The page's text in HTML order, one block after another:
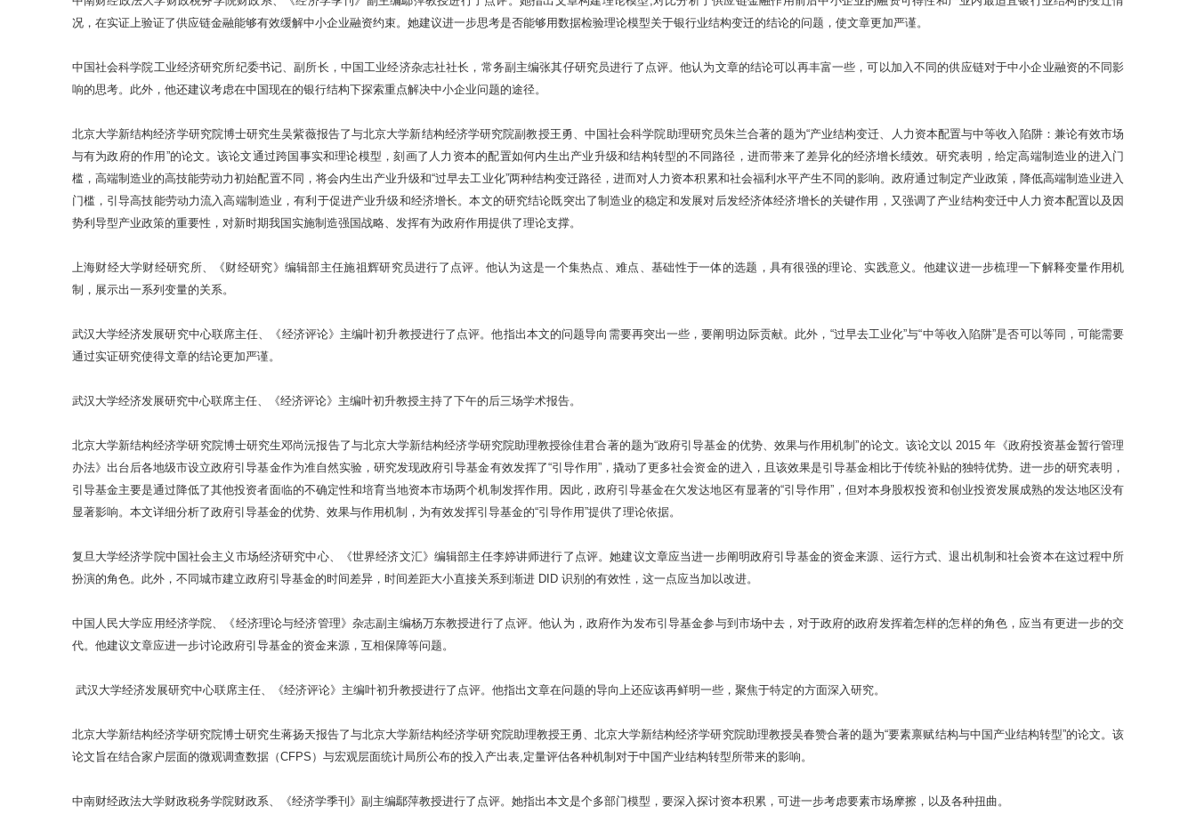
况，在实证上验证了供应链金融能够有效缓解中小企业融资约束。她建议进一步思考是否能够用数据检验理论模型关于银行业结构变迁的结论的问题，使文章更加严谨。
中国社会科学院工业经济研究所纪委书记、副所长，中国工业经济杂志社社长，常务副主编张其仔研究员进行了点评。他认为文章的结论可以再丰富一些，可以加入不同的供应链对于中小企业融资的不同影
响的思考。此外，他还建议考虑在中国现在的银行结构下探索重点解决中小企业问题的途径。
北京大学新结构经济学研究院博士研究生吴紫薇报告了与北京大学新结构经济学研究院副教授王勇、中国社会科学院助理研究员朱兰合著的题为“产业结构变迁、人力资本配置与中等收入陷阱：兼论有效市场
与有为政府的作用”的论文。该论文通过跨国事实和理论模型，刻画了人力资本的配置如何内生出产业升级和结构转型的不同路径，进而带来了差异化的经济增长绩效。研究表明，给定高端制造业的进入门
槛，高端制造业的高技能劳动力初始配置不同，将会内生出产业升级和“过早去工业化”两种结构变迁路径，进而对人力资本积累和社会福利水平产生不同的影响。政府通过制定产业政策，降低高端制造业进入
门槛，引导高技能劳动力流入高端制造业，有利于促进产业升级和经济增长。本文的研究结论既突出了制造业的稳定和发展对后发经济体经济增长的关键作用，又强调了产业结构变迁中人力资本配置以及因
势利导型产业政策的重要性，对新时期我国实施制造强国战略、发挥有为政府作用提供了理论支撑。
上海财经大学财经研究所、《财经研究》编辑部主任施祖辉研究员进行了点评。他认为这是一个集热点、难点、基础性于一体的选题，具有很强的理论、实践意义。他建议进一步梳理一下解释变量作用机
制，展示出一系列变量的关系。
武汉大学经济发展研究中心联席主任、《经济评论》主编叶初升教授进行了点评。他指出本文的问题导向需要再突出一些，要阐明边际贡献。此外，“过早去工业化”与“中等收入陷阱”是否可以等同，可能需要
通过实证研究使得文章的结论更加严谨。
武汉大学经济发展研究中心联席主任、《经济评论》主编叶初升教授主持了下午的后三场学术报告。
北京大学新结构经济学研究院博士研究生邓尚沅报告了与北京大学新结构经济学研究院助理教授徐佳君合著的题为“政府引导基金的优势、效果与作用机制”的论文。该论文以 2015 年《政府投资基金暂行管理
办法》出台后各地级市设立政府引导基金作为准自然实验，研究发现政府引导基金有效发挥了“引导作用”，撬动了更多社会资金的进入，且该效果是引导基金相比于传统补贴的独特优势。进一步的研究表明，
引导基金主要是通过降低了其他投资者面临的不确定性和培育当地资本市场两个机制发挥作用。因此，政府引导基金在欠发达地区有显著的“引导作用”，但对本身股权投资和创业投资发展成熟的发达地区没有
显著影响。本文详细分析了政府引导基金的优势、效果与作用机制，为有效发挥引导基金的“引导作用”提供了理论依据。
复旦大学经济学院中国社会主义市场经济研究中心、《世界经济文汇》编辑部主任李婷讲师进行了点评。她建议文章应当进一步阐明政府引导基金的资金来源、运行方式、退出机制和社会资本在这过程中所
扮演的角色。此外，不同城市建立政府引导基金的时间差异，时间差距大小直接关系到渐进 DID 识别的有效性，这一点应当加以改进。
中国人民大学应用经济学院、《经济理论与经济管理》杂志副主编杨万东教授进行了点评。他认为，政府作为发布引导基金参与到市场中去，对于政府的政府发挥着怎样的怎样的角色，应当有更进一步的交
代。他建议文章应进一步讨论政府引导基金的资金来源，互相保障等问题。
武汉大学经济发展研究中心联席主任、《经济评论》主编叶初升教授进行了点评。他指出文章在问题的导向上还应该再鲜明一些，聚焦于特定的方面深入研究。
北京大学新结构经济学研究院博士研究生蒋扬天报告了与北京大学新结构经济学研究院助理教授王勇、北京大学新结构经济学研究院助理教授吴春赞合著的题为“要素禀赋结构与中国产业结构转型”的论文。该
论文旨在结合家户层面的微观调查数据（CFPS）与宏观层面统计局所公布的投入产出表,定量评估各种机制对于中国产业结构转型所带来的影响。
中南财经政法大学财政税务学院财政系、《经济学季刊》副主编鄢萍教授进行了点评。她指出本文是个多部门模型，要深入探讨资本积累，可进一步考虑要素市场摩擦，以及各种扭曲。